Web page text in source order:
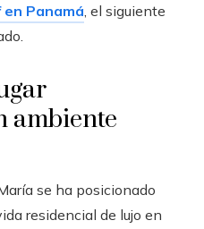
Panamá , el siguiente
ambiente
se ha posicionado
residencial de lujo en